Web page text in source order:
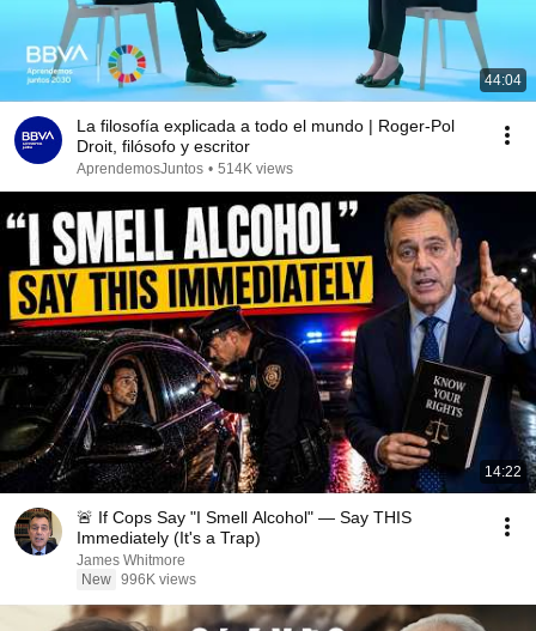
44:04
La filosofía explicada a todo el mundo | Roger-Pol
Droit, filósofo y escritor
AprendemosJuntos • 514K views
14:22
🚨 If Cops Say "I Smell Alcohol" — Say THIS
Immediately (It's a Trap)
James Whitmore
New 996K views